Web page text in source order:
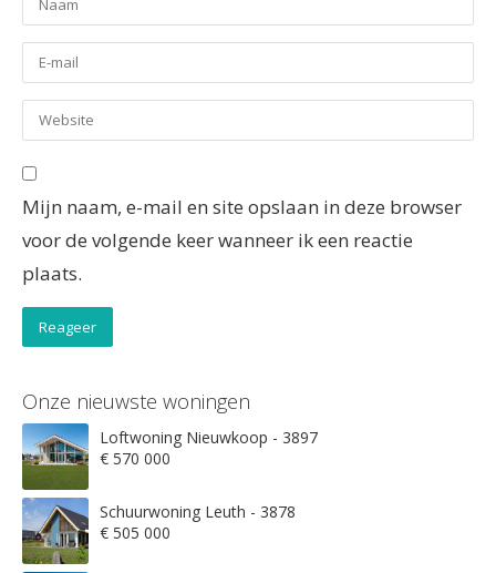
Mijn naam, e-mail en site opslaan in deze browser
voor de volgende keer wanneer ik een reactie
plaats.
Onze nieuwste woningen
Loftwoning Nieuwkoop - 3897
€ 570 000
Schuurwoning Leuth - 3878
€ 505 000